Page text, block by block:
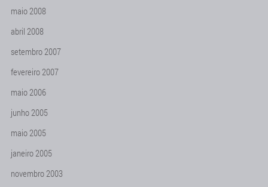
maio 2008
abril 2008
setembro 2007
fevereiro 2007
maio 2006
junho 2005
maio 2005
janeiro 2005
novembro 2003